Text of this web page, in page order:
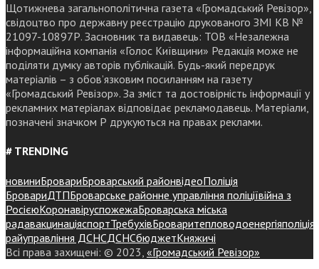
Щотижнева загальнополітична газета «Громадський Ревізор»,
свідоцтво про державну реєстрацію друкованого ЗМІ КВ №
21097-10897Р. Засновник та видавець: ТОВ «Незалежна
інформаційна компанія «Голос Київщини» Редакція може не
поділяти думку авторів публікацій. Будь-який передрук
матеріалів – з обов’язковим посиланням на газету
«Громадський Ревізор». За зміст та достовірність інформації у
рекламних матеріалах відповідає рекламодавець. Матеріали,
позначені значком Р друкуються на правах реклами.
# TRENDING
новиниБровариБроварський районвідеоПоліція
БровариДТПБроварське районне управління поліціївійна з
РосієюКоронавіруспожежаБроварська міська
радавакцинаціяспортТребухівБроваритепловодоенергіяполіція
райуправління ДСНСДСНСбюджетКняжичі
Всі права захищені: © 2023, «Громадський Ревізор»